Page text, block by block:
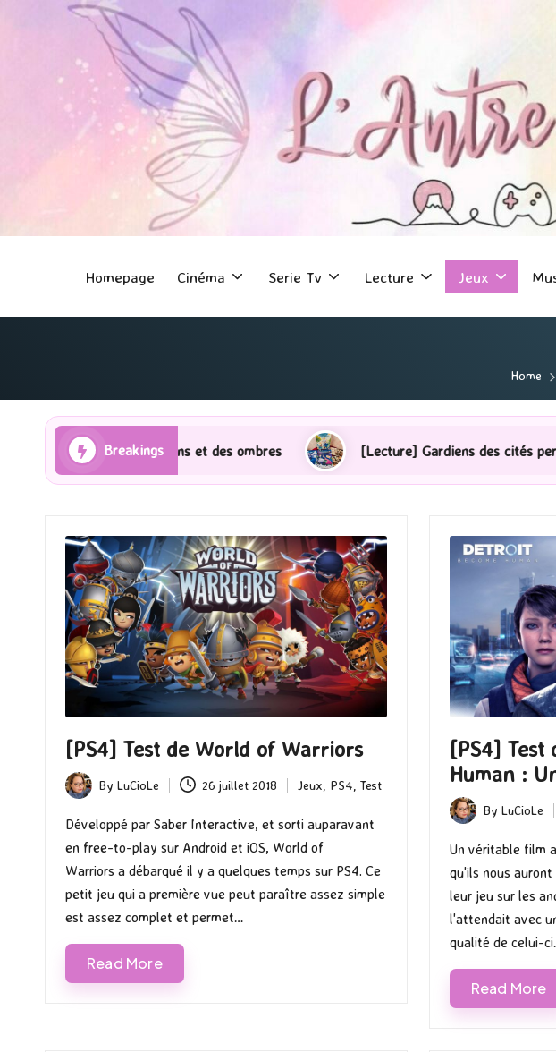
Homepage Cinéma Serie Tv Lecture Jeux
Home
Breakings
et des ombres [Lecture] Gardiens des cités perdues : Le roman graphique
[PS4] Test de World of Warriors
Posted
by
By LuCioLe 26 juillet 2018
Posted
in
Jeux PS4 ,Test
Développé par Saber Interactive, et sorti auparavant
en free-to-play sur Android et iOS, World of
Warriors a débarqué il y a quelques temps sur PS4. Ce
petit jeu qui a première vue peut paraître assez simple
est assez complet et permet…
Read More
[PS4] Test
Human :
Posted
by
By LuCioLe
Un véritable film
qu'ils nous
leur jeu sur les
l'attendait avec
qualité de celui-
Read More